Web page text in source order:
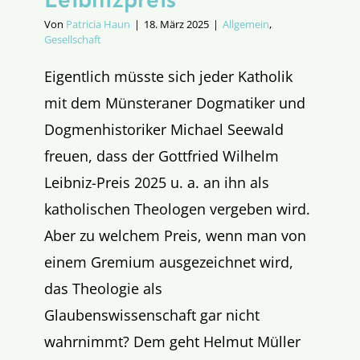
Von Patricia Haun | 18. März 2025 | Allgemein,
Gesellschaft
Eigentlich müsste sich jeder Katholik
mit dem Münsteraner Dogmatiker und
Dogmenhistoriker Michael Seewald
freuen, dass der Gottfried Wilhelm
Leibniz-Preis 2025 u. a. an ihn als
katholischen Theologen vergeben wird.
Aber zu welchem Preis, wenn man von
einem Gremium ausgezeichnet wird,
das Theologie als
Glaubenswissenschaft gar nicht
wahrnimmt? Dem geht Helmut Müller